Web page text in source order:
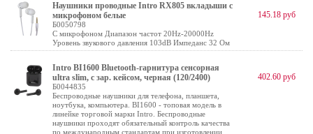
Наушники проводные Intro RX805 вкладыши с
микрофоном белые
Б0050798
С микрофоном Диапазон частот 20Hz-20000Hz
Уровень звукового давления 103dB Импеданс 32 Ом
145.18 руб
Intro BI1600 Bluetooth-гарнитура сенсорная
ultra slim, с зар. кейсом, черная (120/2400)
Б0044835
Беспроводные наушники для телефона, планшета,
ноутбука, компьютера. BI1600 - топовая модель в
линейке торговой марки Intro. Беспроводные
наушники проходят обязательный контроль качества
по международным стандартам при изготовлении
402.60 руб